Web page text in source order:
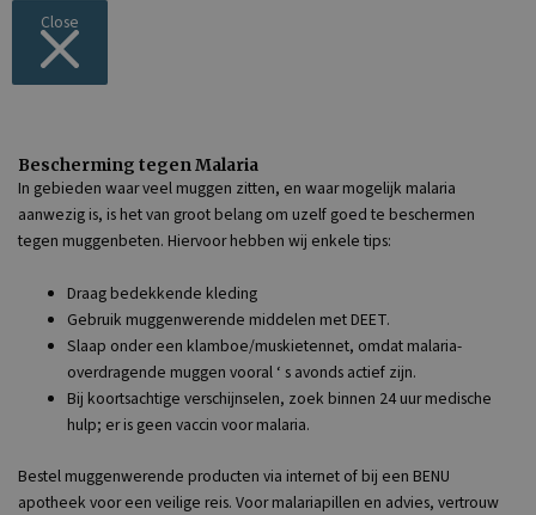
Close
Bescherming tegen Malaria
In gebieden waar veel muggen zitten, en waar mogelijk malaria
aanwezig is, is het van groot belang om uzelf goed te beschermen
tegen muggenbeten. Hiervoor hebben wij enkele tips:
Draag bedekkende kleding
Gebruik muggenwerende middelen met DEET.
Slaap onder een klamboe/muskietennet, omdat malaria-
overdragende muggen vooral ‘ s avonds actief zijn.
Bij koortsachtige verschijnselen, zoek binnen 24 uur medische
hulp; er is geen vaccin voor malaria.
Bestel muggenwerende producten via internet of bij een BENU
apotheek voor een veilige reis. Voor malariapillen en advies, vertrouw